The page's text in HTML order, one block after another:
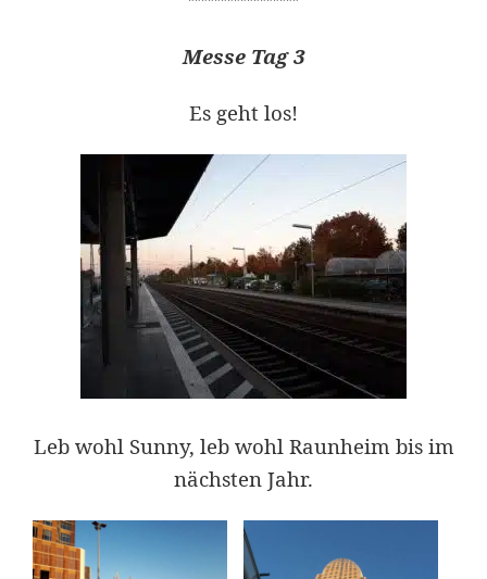
Messe Tag 3
Es geht los!
Leb wohl Sunny, leb wohl Raunheim bis im
nächsten Jahr.